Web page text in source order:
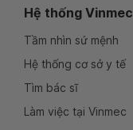
Hệ thống Vinmec
Tầm nhìn sứ mệnh
Hệ thống cơ sở y tế
Tìm bác sĩ
Làm việc tại Vinmec